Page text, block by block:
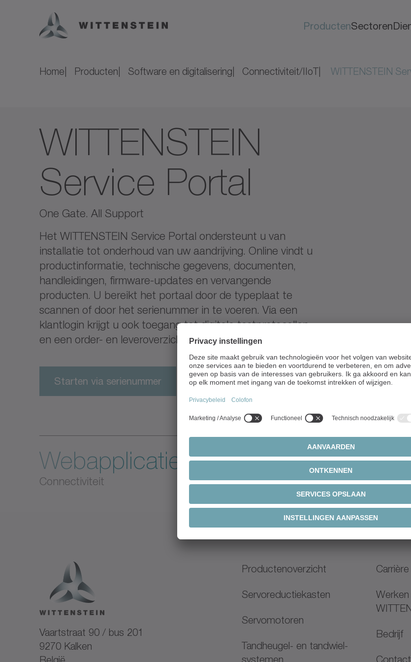
ProductenSectoren
Home Producten Software en digitalisering Connectiviteit/IIoT WITTENSTEIN
WITTENSTEIN
Service Portal
One Gate. All Support
Het WITTENSTEIN Service Portal ondersteunt u van
installatie tot onderhoud van uw aandrijving. Online vindt u
productinformatie, technische gegevens, documenten,
handleidingen, firmware-updates en vervangende
producten. U bereikt het portaal door de typeplaat te
scannen of door het serienummer in te voeren. Via een
klantlogin krijgt u ook toegang tot digitale testprotocollen
en een order- en leveroverzicht.
Starten via serienummer
Webapplicatie
Connectiviteit
24/7 support
Functie
Vaartstraat 90 / bus 201
9270 Kalken
België
Productenoverzicht
Servoreductiekasten
Servomotoren
Tandheugel- en tandwiel-
systemen
Carrière
Werken
Bedrijf